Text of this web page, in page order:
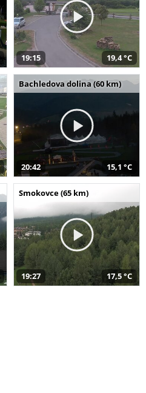
19:15 19,4 °C
Bachledova dolina (60 km)
20:42 15,1 °C
Smokovce (65 km)
19:27 17,5 °C